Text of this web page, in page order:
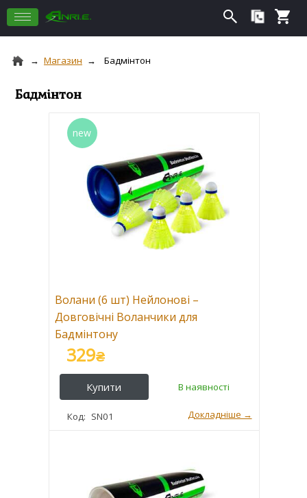
Магазин Бадмінтон
Бадмінтон
Волани (6 шт) Нейлонові –
Довговічні Воланчики для
Бадмінтону
SN01
329₴